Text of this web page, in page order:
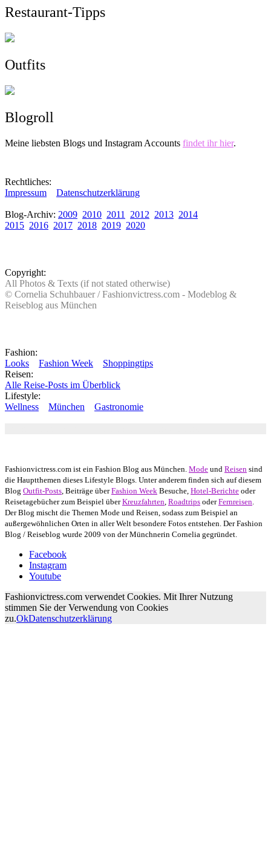
Restaurant-Tipps
Outfits
Blogroll
Meine liebsten Blogs und Instagram Accounts findet ihr hier.
Rechtliches:
Impressum
Datenschutzerklärung
Blog-Archiv: 2009 2010 2011 2012 2013 2014
2015 2016 2017 2018 2019 2020
Copyright:
All Photos & Texts (if not stated otherwise)
© Cornelia Schuhbauer / Fashionvictress.com - Modeblog &
Reiseblog aus München
Fashion:
Looks
Fashion Week
Shoppingtips
Reisen:
Alle Reise-Posts im Überblick
Lifestyle:
Wellness
München Gastronomie
Fashionvictress.com ist ein Fashion Blog aus München. Mode und Reisen sind
die Hauptthemen dieses Lifestyle Blogs. Unter anderem finden sich auf diesem
Blog Outfit-Posts , Beiträge überFashion Week Besuche, Hotel-Berichte oder
Reisetagebücher zum Beispiel überKreuzfahrten Roadtrips oderFernreisen
Der Blog mischt die Themen Mode und Reisen, sodass zum Beispiel an
außergewöhnlichen Orten in aller Welt besondere Fotos entstehen. Der Fashion
Blog / Reiseblog wurde 2009 von der Münchnerin Cornelia gegründet.
Facebook
Instagram
Youtube
Fashionvictress.com verwendet Cookies. Mit Ihrer Nutzung
stimmen Sie der Verwendung von Cookies
zu.OkDatenschutzerklärung